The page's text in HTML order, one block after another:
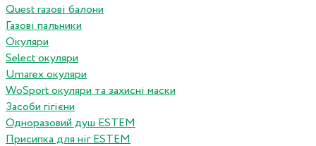
Quest газові балони
Газові пальники
Окуляри
Select окуляри
Umarex окуляри
WoSport окуляри та захисні маски
Засоби гігієни
Одноразовий душ ESTEM
Присипка для ніг ESTEM